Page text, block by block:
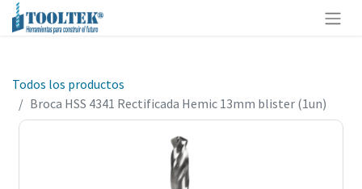
Todos los productos
Broca HSS 4341 Rectificada Hemic 13mm blister (1un)